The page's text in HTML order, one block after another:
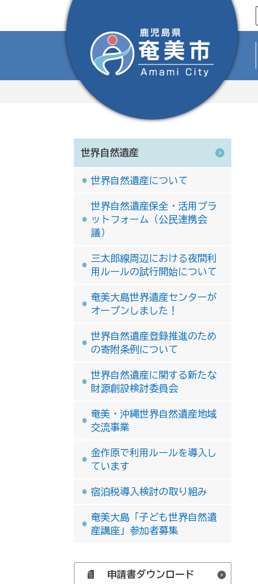
世界自然遺産
世界自然遺産について
世界自然遺産保全・活用プラ
ットフォーム（公民連携会
議）
三太郎線周辺における夜間利
用ルールの試行開始について
奄美大島世界遺産センターが
オープンしました！
世界自然遺産登録推進のため
の寄附条例について
世界自然遺産に関する新たな
財源創設検討委員会
奄美・沖縄世界自然遺産地域
交流事業
金作原で利用ルールを導入し
ています
宿泊税導入検討の取り組み
奄美大島「子ども世界自然遺
産講座」参加者募集
申請書ダウンロード